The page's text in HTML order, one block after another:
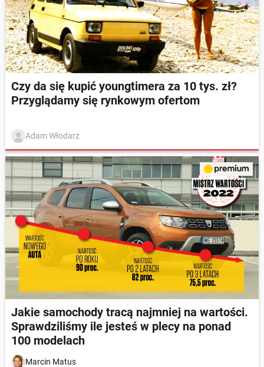
Czy da się kupić youngtimera za 10 tys. zł?
Przyglądamy się rynkowym ofertom
Adam Włodarz
Jakie samochody tracą najmniej na wartości.
Sprawdziliśmy ile jesteś w plecy na ponad
100 modelach
Marcin Matus